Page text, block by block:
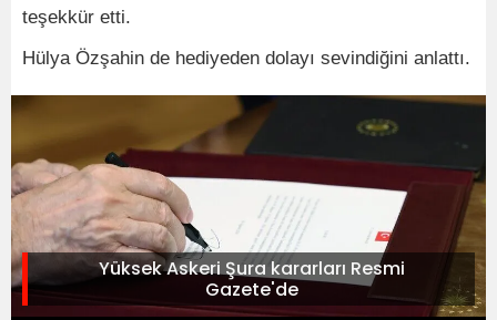
teşekkür etti.
Hülya Özşahin de hediyeden dolayı sevindiğini anlattı.
Yüksek Askeri Şura kararları Resmi
Gazete'de